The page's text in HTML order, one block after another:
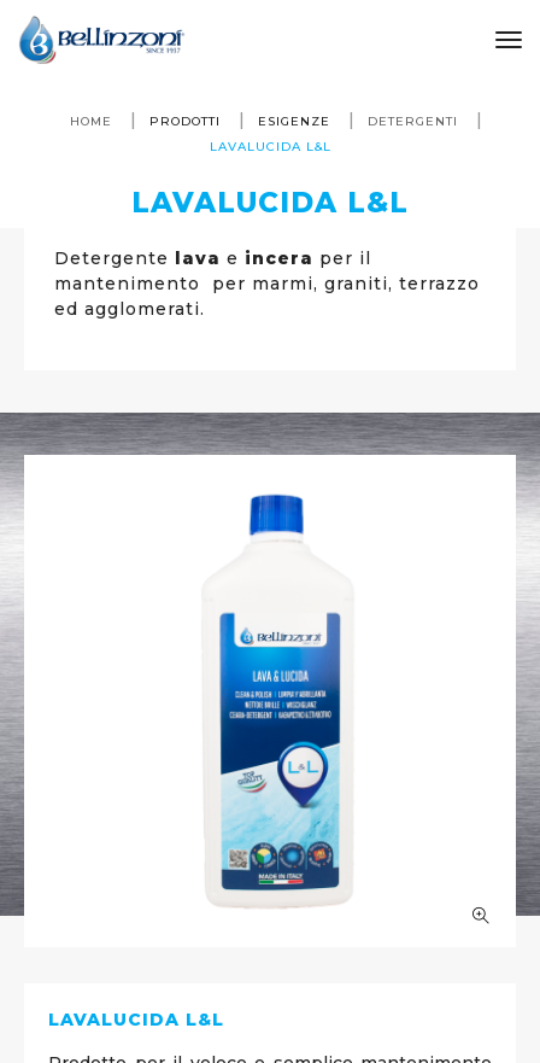
HOME PRODOTTI ESIGENZE
DETERGENTI
LAVALUCIDA L&L
LAVALUCIDA L&L
Detergente lava e incera per il
mantenimento
per marmi, graniti, terrazzo
ed agglomerati.
LAVALUCIDA L&L